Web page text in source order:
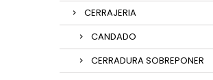
CERRAJERIA
CANDADO
CERRADURA SOBREPONER